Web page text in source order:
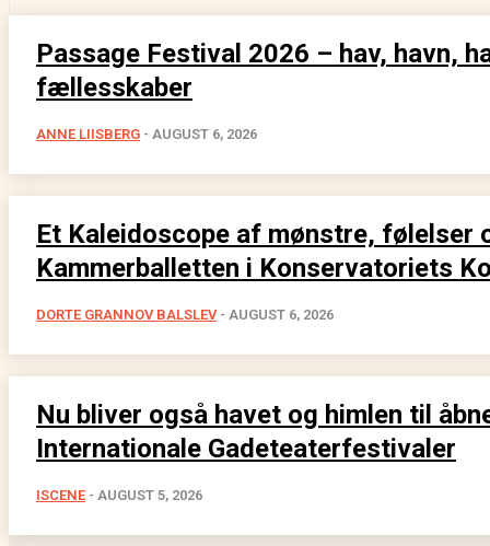
Passage Festival 2026 – hav, havn,
fællesskaber
ANNE LIISBERG - AUGUST 6, 2026
Et Kaleidoscope af mønstre, følelser
Kammerballetten i Konservatoriets
DORTE GRANNOV BALSLEV - AUGUST 6, 2026
Nu bliver også havet og himlen til
Internationale Gadeteaterfestivaler
ISCENE - AUGUST 5, 2026